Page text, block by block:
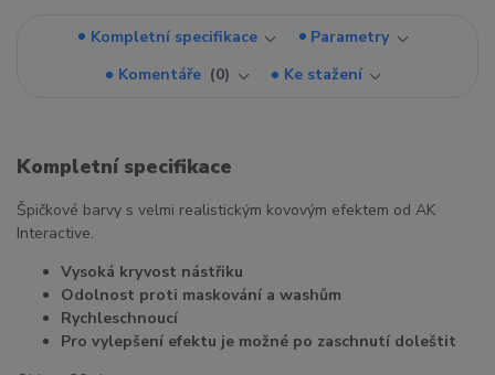
Kompletní specifikace
Parametry
Komentáře
0 Ke stažení
Kompletní specifikace
Špičkové barvy s velmi realistickým kovovým efektem od AK
Interactive.
Vysoká kryvost nástřiku
Odolnost proti maskování a washům
Rychleschnoucí
Pro vylepšení efektu je možné po zaschnutí doleštit